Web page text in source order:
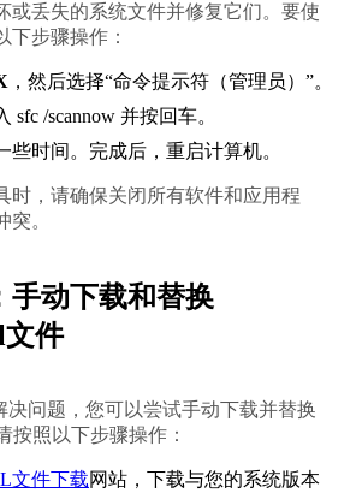
或丢失的系统文件并修复它们。要使
下步骤操作：
，然后选择“命令提示符（管理员）”。
sfc /scannow 并按回车。
些时间。完成后，重启计算机。
时，请确保关闭所有软件和应用程
突。
手动下载和替换
件
决问题，您可以尝试手动下载并替换
按照以下步骤操作：
文件下载网站，下载与您的系统版本